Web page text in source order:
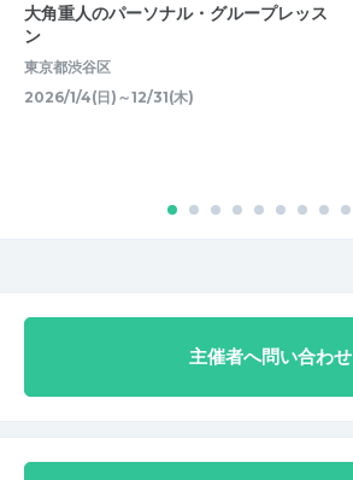
大角重人のパーソナル・グループレッス
ン
東京都渋谷区
2026/1/4(日)～12/31(木)
主催者へ問い合わせ